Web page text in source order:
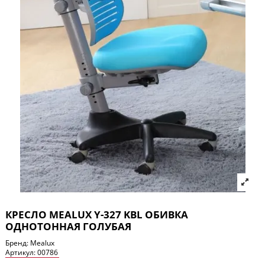
КРЕСЛО MEALUX Y-327 KBL ОБИВКА
ОДНОТОННАЯ ГОЛУБАЯ
Бренд: Mealux
Артикул:00786